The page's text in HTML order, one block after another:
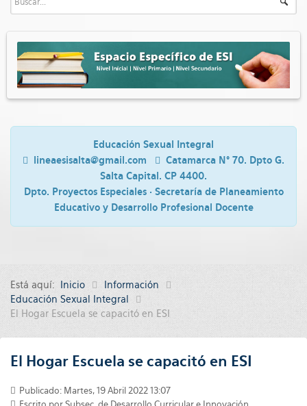
Educación Sexual Integral
lineaesisalta@gmail.com
Catamarca N° 70. Dpto G.
Salta Capital. CP 4400.
Dpto. Proyectos Especiales · Secretaría de Planeamiento
Educativo y Desarrollo Profesional Docente
Está aquí: Inicio
Información
Educación Sexual Integral
El Hogar Escuela se capacitó en ESI
El Hogar Escuela se capacitó en ESI
Publicado: Martes, 19 Abril 2022 13:07